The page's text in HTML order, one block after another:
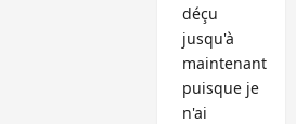
déçu
jusqu'à
maintenant
puisque je
n'ai